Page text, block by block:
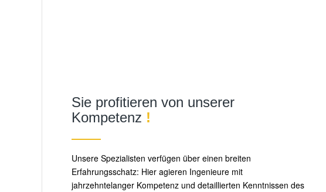
Sie profitieren von unserer
Kompetenz !
Unsere Spezialisten verfügen über einen breiten
Erfahrungsschatz: Hier agieren Ingenieure mit
jahrzehntelanger Kompetenz und detaillierten Kenntnissen des